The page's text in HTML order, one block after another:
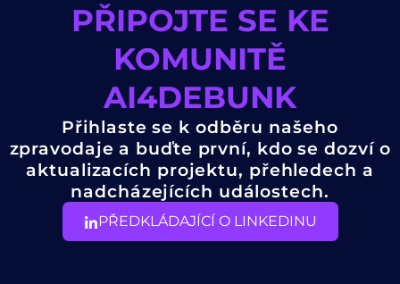
PŘIPOJTE SE KE
KOMUNITĚ
AI4DEBUNK
Přihlaste se k odběru našeho
zpravodaje a buďte první, kdo se dozví o
aktualizacích projektu, přehledech a
nadcházejících událostech.
PŘEDKLÁDAJÍCÍ O LINKEDINU